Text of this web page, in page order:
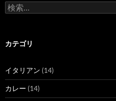
検
索:
カテゴリ
イタリアン (14)
カレー (14)